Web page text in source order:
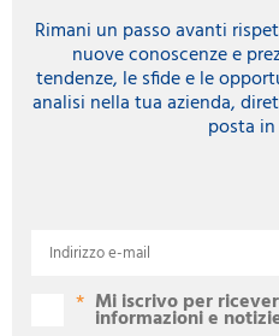
Rimani un passo avanti
nuove conoscenze e
tendenze, le sfide e le
analisi nella tua azienda,
posta
Indirizzo e-mail
Mi iscrivo per
informazioni e